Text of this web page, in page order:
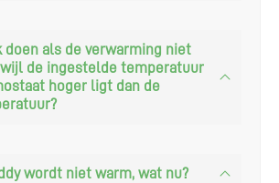
doen als de verwarming niet
de ingestelde temperatuur
hoger ligt dan de
wordt niet warm, wat nu?